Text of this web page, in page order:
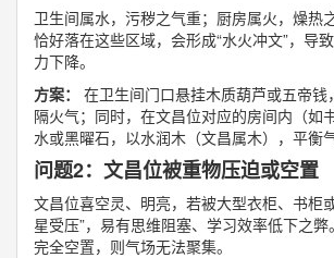
卫生间属水，污秽之气重；厨房属火，燥热
恰好落在这些区域，会形成“水火冲文”，导
力下降。
方案：
在卫生间门口悬挂木质葫芦或五帝钱
隔火气；同时，在文昌位对应的房间内（如
水或黑曜石，以水润木（文昌属木），平衡气
问题2：文昌位被重物压迫或空置
文昌位喜空灵、明亮，若被大型衣柜、书柜
星受压”，易有思维阻塞、学习效率低下之
完全空置，则气场无法聚集。